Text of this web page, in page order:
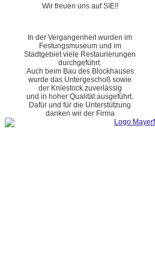
Wir freuen uns auf SIE!!
In der Vergangenheit wurden im
Festungsmuseum und im
Stadtgebiet viele Restaurierungen
durchgeführt.
Auch beim Bau des Blockhauses
wurde das Untergeschoß sowie
der Kniestock zuverlässig
und in hoher Qualität ausgeführt.
Dafür und für die Unterstützung
danken wir der Firma